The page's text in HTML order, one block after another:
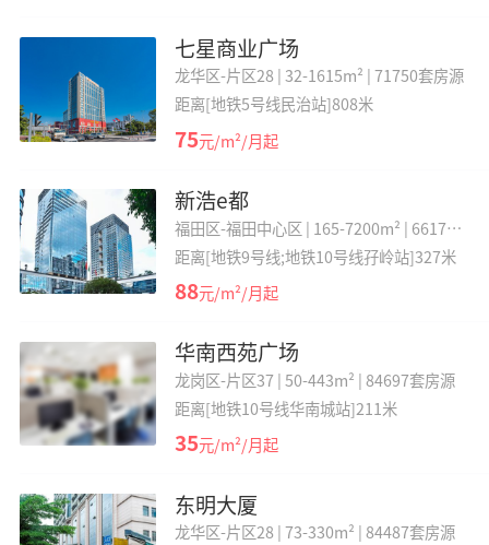
七星商业广场
龙华区-片区28 |32-1615m² |71750套房源
距离[地铁5号线民治站]808米
75元/m²/月起
新浩e都
福田区-福田中心区 | 165-7200m² |
套房源
距离[地铁9号线;地铁10号线孖岭站]327米
88元/m²/月起
华南西苑广场
龙岗区-片区37 |50-443m² |84697套房源
距离[地铁10号线华南城站]211米
35元/m²/月起
东明大厦
龙华区-片区28 |73-330m² |84487套房源